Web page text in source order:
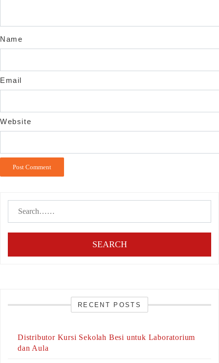
Name
Email
Website
SEARCH
RECENT POSTS
Distributor Kursi Sekolah Besi untuk Laboratorium
dan Aula